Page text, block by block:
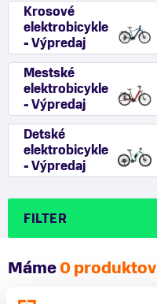
Krosové
elektrobicykle
- Výpredaj
Mestské
elektrobicykle
- Výpredaj
Detské
elektrobicykle
- Výpredaj
FILTER
Máme0 produktov